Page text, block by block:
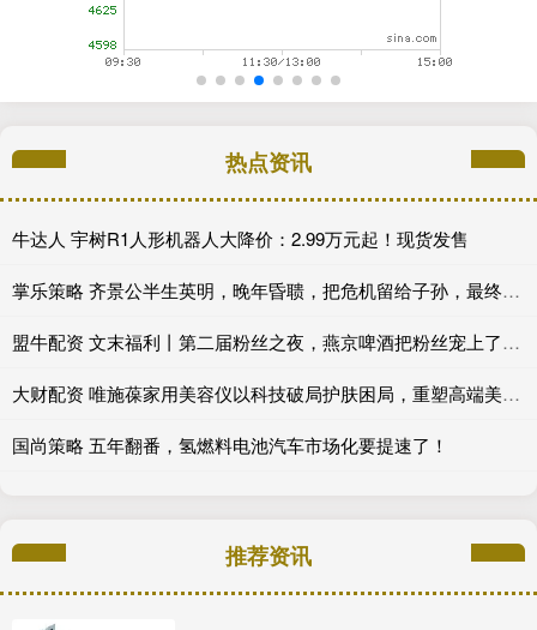
热点资讯
牛达人 宇树R1人形机器人大降价：2.99万元起！现货发售
掌乐策略 齐景公半生英明，晚年昏聩，把危机留给子孙，最终家败国亡
盟牛配资 文末福利丨第二届粉丝之夜，燕京啤酒把粉丝宠上了天_活动_啤酒节_全场
大财配资 唯施葆家用美容仪以科技破局护肤困局，重塑高端美肤新模式_Wishpro_胶囊_肌肤
国尚策略 五年翻番，氢燃料电池汽车市场化要提速了！
推荐资讯